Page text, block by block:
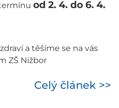
od 2. 4. do 6. 4.
a těšíme se na vás
ZŠ Nižbor
Celý článek >>